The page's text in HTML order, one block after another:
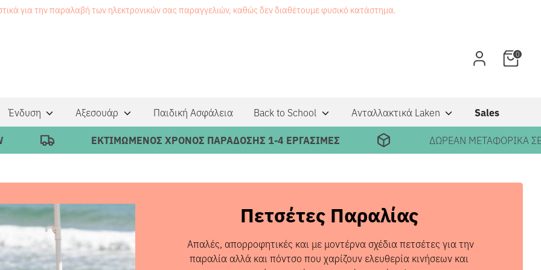
για την παραλαβή των ηλεκτρονικών σας παραγγελιών, καθώς δεν διαθέτουμε φυσικό κατάστημα.
0
Ένδυση Αξεσουάρ Παιδική Ασφάλεια Back to School Ανταλλακτικά Laken Sales
ΧΡΟΝΟΣ ΠΑΡΑΔΟΣΗΣ 1-4 ΕΡΓΑΣΙΜΕΣ ΔΩΡΕΑΝ ΜΕΤΑΦΟΡΙΚΑ ΣΕ ΠΑΡΑΓΓΕΛΙΕΣ ΑΝΩ
Πετσέτες Παραλίας
Απαλές, απορροφητικές και με μοντέρνα σχέδια πετσέτες για την
παραλία αλλά και πόντσο που χαρίζουν ελευθερία κινήσεων και